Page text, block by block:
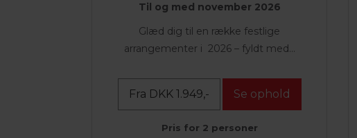
Til og med november 2026
Glæd dig til en række festlige
arrangementer i 2026 – fyldt med...
Fra DKK 1.949,- Se ophold
Pris for 2 personer